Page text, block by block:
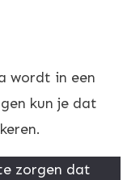
wordt in een
kun je dat
zorgen dat